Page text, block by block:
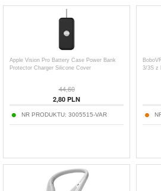
Apple Vision Pro Battery Case Power Bank
Protector Charger Silicone Cover
44,60
2,80 PLN
NR PRODUKTU: 3005515-VAR
3/3S z